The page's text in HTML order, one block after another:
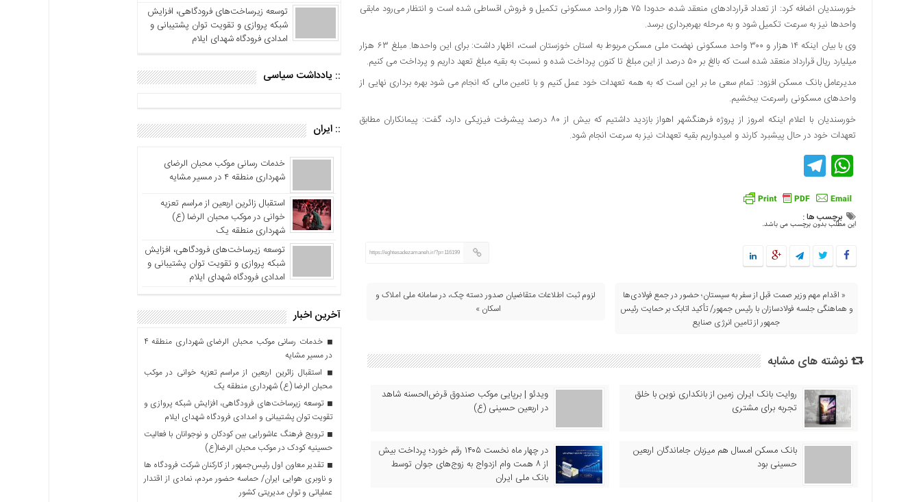
خورسندیان اضافه کرد: از تعداد قراردادهای منعقد شده، حدودا ۷۵ هزار واحد مسکونی تکمیل و فروش اقساطی شده است و انتظار می‌رود مابقی
واحدها نیز به سرعت تکمیل شود و به مرحله بهره‌برداری برسد.
وی با بیان اینکه ۱۴ هزار و ۳۰۰ واحد مسکونی نهضت ملی مسکن مربوط به استان خوزستان است، اظهار داشت: برای این واحدها. مبلغ ۶۳ هزار
میلیارد ریال قرارداد منعقد شده است که بالغ بر ۵۰ درصد از این مبلغ تا کنون پرداخت شده و نسبت به بقیه مبلغ تعهد داریم و پرداخت می کنیم.
مدیرعامل بانک مسکن افزود: تمام سعی ما بر این است که به همه تعهدات خود عمل کنیم و با تامین مالی که انجام می شود بهره برداری نهایی از
واحد‌های مسکونی راسرعت ببخشیم.
خورسندیان با اعلام اینکه امروز از پروژه فرهنگشهر اهواز بازدید داشتیم که بیش از ۸۰ درصد پیشرفت فیزیکی دارد، گفت: پیمانکاران مطابق
تعهدات خود در حال پیشبرد کارند و امیدواریم بقیه تعهدات نیز به سرعت انجام شود.
WhatsApp
Telegram
برچسب ها :
این مطلب بدون برچسب می باشد.
https://eghtesadezamaneh.ir/?p=116199
« اقدام مهم وزیر صمت قبل از سفر به سیستان؛ حضور در جمع فولادی‌ها
و هماهنگی جلسه فولادسازان با رئیس جمهور/ تأکید اتابک بر حمایت رئیس
جمهور از تامین انرژی صنایع
لزوم ثبت اطلاعات متقاضیان صدور دسته چک، در سامانه ملی املاک و
اسکان »
نوشته های مشابه
روایت بانک ایران زمین از بانکداری نوین با خلق
تجربه برای مشتری
ویدئو | برپایی موکب صندوق قرض‌الحسنه شاهد
در اربعین حسینی (ع)
بانک مسکن امسال هم میزبان جاماندگان اربعین
حسینی بود
در چهار ماه نخست ۱۴۰۵ رقم خورد؛ پرداخت بیش
از ۸ همت وام ازدواج به زوج‌های جوان توسط
بانک ملی ایران
توسعه زیرساخت‌های فرودگاهی، افزایش
شبکه پروازی و تقویت توان پشتیبانی و
امدادی فرودگاه شهدای ایلام
:: یادداشت سیاسی
:: ایران
خدمات رسانی موکب محبان الرضای
شهرداری منطقه ۴ در مسیر مشایه
استقبال زائرین اربعین از مراسم تعزیه
خوانی در موکب محبان الرضا (ع)
شهرداری منطقه یک
توسعه زیرساخت‌های فرودگاهی، افزایش
شبکه پروازی و تقویت توان پشتیبانی و
امدادی فرودگاه شهدای ایلام
آخرین اخبار
خدمات رسانی موکب محبان الرضای شهرداری منطقه ۴
در مسیر مشایه
استقبال زائرین اربعین از مراسم تعزیه خوانی در موکب
محبان الرضا (ع) شهرداری منطقه یک
توسعه زیرساخت‌های فرودگاهی، افزایش شبکه پروازی و
تقویت توان پشتیبانی و امدادی فرودگاه شهدای ایلام
ترویج فرهنگ عاشورایی بین کودکان و نوجوانان با فعالیت
حسینیه کودک در موکب محبان الرضا(ع)
تقدیر معاون اول رئیس‌جمهور از کارکنان شرکت فرودگاه ها
و ناوبری هوایی ایران/ حماسه حضور مردم، نمادی از اقتدار
عملیاتی و توان مدیریتی کشور